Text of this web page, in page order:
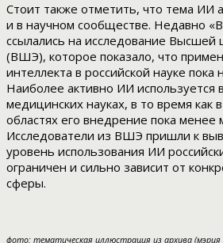
Стоит также отметить, что тема ИИ
и в научном сообществе. Недавно
ссылались на исследование Высшей
(ВШЭ), которое показало, что
интеллекта в российской науке пока
Наиболее активно ИИ используется
медицинских науках, в то время как
областях его внедрение пока менее
Исследователи из ВШЭ пришли к
уровень использования ИИ
ограничен и сильно зависит от
сферы.
фото: тематическая иллюстрация из архива